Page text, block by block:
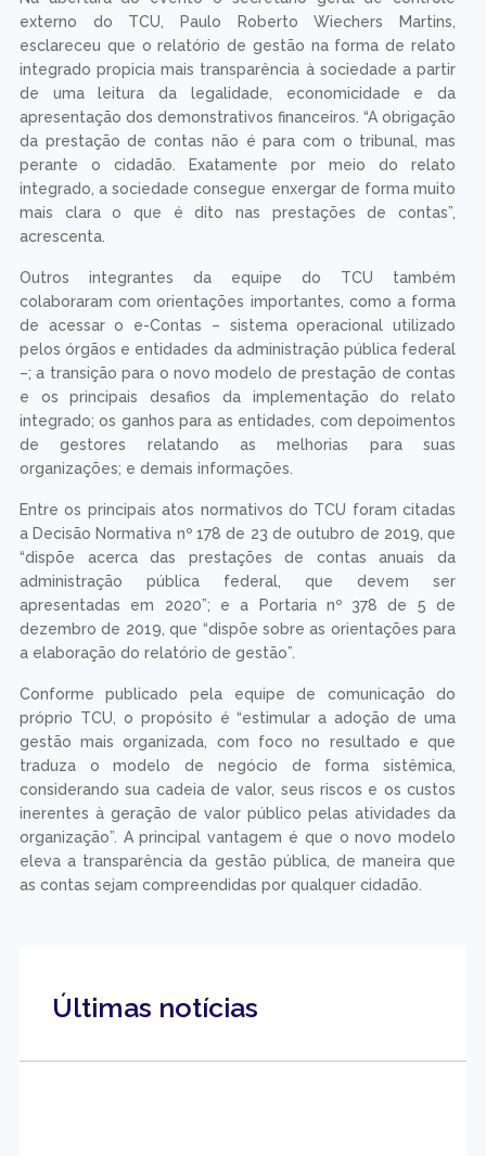
externo do TCU, Paulo Roberto Wiechers Martins,
esclareceu que o relatório de gestão na forma de relato
integrado propicia mais transparência à sociedade a partir
de uma leitura da legalidade, economicidade e da
apresentação dos demonstrativos financeiros. “A obrigação
da prestação de contas não é para com o tribunal, mas
perante o cidadão. Exatamente por meio do relato
integrado, a sociedade consegue enxergar de forma muito
mais clara o que é dito nas prestações de contas”,
acrescenta.
Outros integrantes da equipe do TCU também
colaboraram com orientações importantes, como a forma
de acessar o e-Contas – sistema operacional utilizado
pelos órgãos e entidades da administração pública federal
–; a transição para o novo modelo de prestação de contas
e os principais desafios da implementação do relato
integrado; os ganhos para as entidades, com depoimentos
de gestores relatando as melhorias para suas
organizações; e demais informações.
Entre os principais atos normativos do TCU foram citadas
a Decisão Normativa nº 178 de 23 de outubro de 2019, que
“dispõe acerca das prestações de contas anuais da
administração pública federal, que devem ser
apresentadas em 2020”; e a Portaria nº 378 de 5 de
dezembro de 2019, que “dispõe sobre as orientações para
a elaboração do relatório de gestão”.
Conforme publicado pela equipe de comunicação do
próprio TCU, o propósito é “estimular a adoção de uma
gestão mais organizada, com foco no resultado e que
traduza o modelo de negócio de forma sistêmica,
considerando sua cadeia de valor, seus riscos e os custos
inerentes à geração de valor público pelas atividades da
organização”. A principal vantagem é que o novo modelo
eleva a transparência da gestão pública, de maneira que
as contas sejam compreendidas por qualquer cidadão.
Últimas notícias